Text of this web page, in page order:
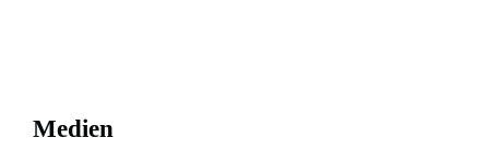
Medien